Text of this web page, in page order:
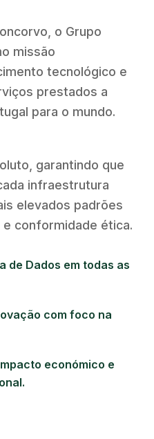
o Grupo
missão
tecnológico e
prestados a
para o mundo.
garantindo que
infraestrutura
elevados padrões
conformidade ética.
de Dados em todas as
com foco na
económico e